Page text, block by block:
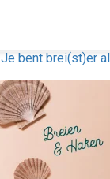
Je bent brei(st)er